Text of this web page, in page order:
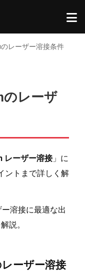
レーザー溶接条件
のレーザ
レーザー溶接」に
ントまで詳しく解
溶接に最適な出
説。
ーザー溶接